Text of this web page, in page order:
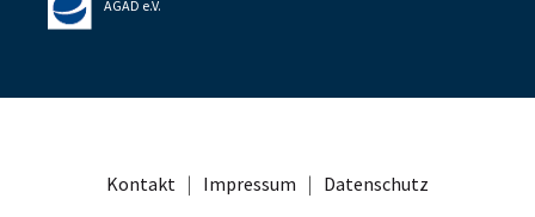
AGAD e.V.
Kontakt | Impressum | Datenschutz